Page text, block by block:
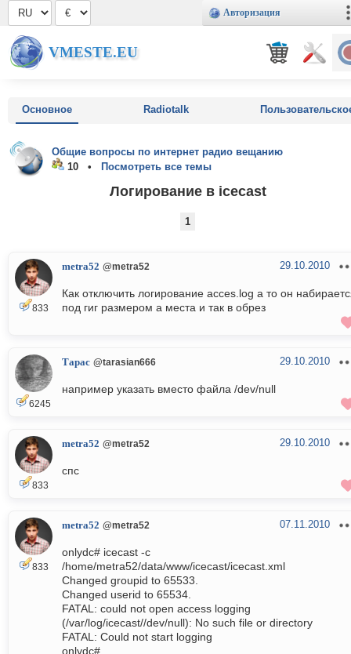
Авторизация
VMESTE.EU
Основное Radiotalk
Общие вопросы по интернет радио вещанию
10 •
Посмотреть все темы
Логирование в icecast
1
833
metra52 @metra52 29.10.2010
Как отключить логирование acces.log а то он
под гиг размером а места и так в обрез
6245
Тарас @tarasian666 29.10.2010
например указать вместо файла /dev/null
833
metra52 @metra52 29.10.2010
спс
833
metra52 @metra52 07.11.2010
onlydc# icecast -c
/home/metra52/data/www/icecast/icecast.xml
Changed groupid to 65533.
Changed userid to 65534.
FATAL: could not open access logging
(/var/log/icecast//dev/null): No such file or directory
FATAL: Could not start logging
onlydc#